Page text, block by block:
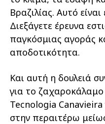
Βραζιλίας. Αυτό
Διεξάγετε έρευνα
παγκόσμιας αγοράς
αποδοτικότητα.
Και αυτή η δουλειά
για το
Tecnologia
στην περαιτέρω